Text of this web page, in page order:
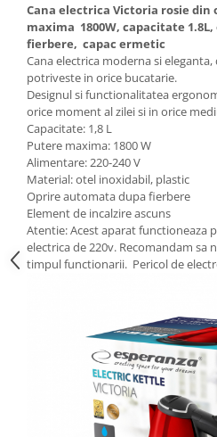
Cana electrica Victoria rosie
maxima 1800W, capacitate
fierbere, capac ermetic
Cana electrica moderna si
potriveste in orice bucatarie.
Designul si functionalitatea
orice moment al zilei si in orice
Capacitate: 1,8 L
Putere maxima: 1800 W
Alimentare: 220-240 V
Material: otel inoxidabil, plastic
Oprire automata dupa fierbere
Element de incalzire ascuns
Atentie: Acest aparat functioneaza
electrica de 220v. Recomandam sa
timpul functionarii. Pericol de